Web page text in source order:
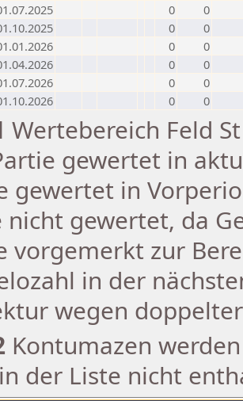
0
0
0
0
0
0
0
0
0
0
0 0
Wertebereich Feld
gewertet in
gewertet in
nicht gewertet, da
vorgemerkt zur
in der
wegen
Kontumazen
der Liste nicht